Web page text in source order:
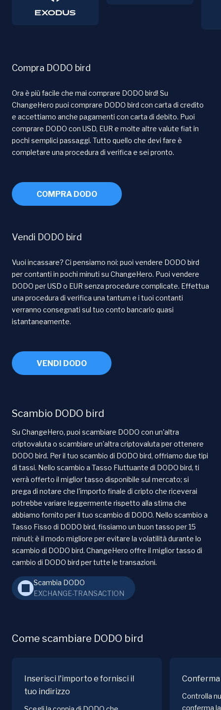
Compra DODO bird
Ora è più facile che mai comprare DODO bird! Su
ChangeHero puoi comprare DODO bird con carta di credito
e accettiamo anche pagamenti con carta di debito. Puoi
comprare DODO con USD, EUR e molte altre valute fiat in
pochi semplici passaggi. Tutto quello che devi fare è
completare una procedura di verifica e sei pronto.
COMPRA DODO
Vendi DODO bird
Vuoi incassare? Ci pensiamo noi: puoi vendere DODO bird
per contanti in pochi minuti su ChangeHero. Puoi vendere
DODO per USD o EUR senza procedure complicate. Effettua
una procedura di verifica una tantum e i tuoi contanti
verranno consegnati sul tuo conto bancario quasi
istantaneamente.
VENDI DODO
Scambio DODO bird
Su ChangeHero, puoi scambiare DODO con un'altra
criptovaluta o scambiare un'altra criptovaluta per ottenere
DODO bird. Per il tuo scambio di DODO bird, offriamo due tipi
di tassi. Nello scambio a Tasso Fluttuante di DODO bird, ti
verrà offerto il miglior tasso disponibile sul mercato; si
prega di notare che l'importo finale di cripto che riceverai
potrebbe variare leggermente rispetto alla stima che
abbiamo fornito per il tuo scambio di DODO. Nello scambio a
Tasso Fisso di DODO bird, fissiamo un buon tasso per 15
minuti; è il modo migliore per evitare la volatilità durante lo
scambio di DODO bird. ChangeHero offre il miglior tasso di
cambio di DODO bird per tutte le transazioni.
Scambia DODO
EXCHANGE-TRANSACTION
Come scambiare DODO bird
Inserisci l'importo e fornisci il
tuo indirizzo
Controlla
conferma